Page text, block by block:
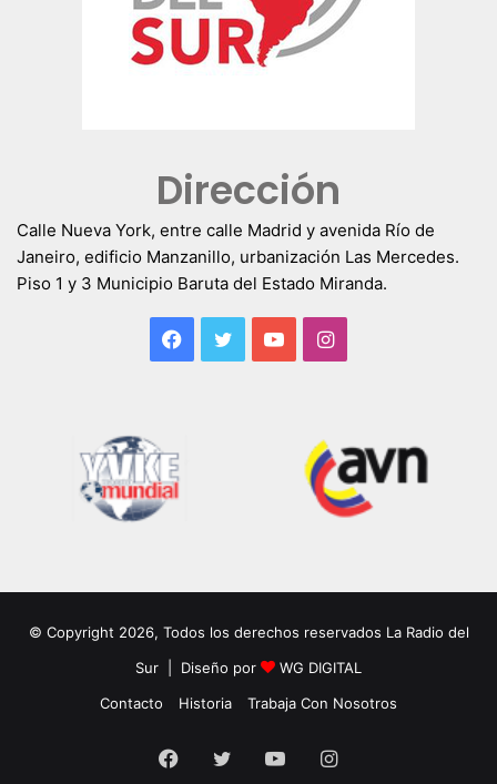
Dirección
Calle Nueva York, entre calle Madrid y avenida Río de
Janeiro, edificio Manzanillo, urbanización Las Mercedes.
Piso 1 y 3 Municipio Baruta del Estado Miranda.
Facebook
TwitterYouTubeInstagram
© Copyright 2026, Todos los derechos reservados La Radio del
Sur | Diseño por
WG DIGITAL
Contacto
Historia Trabaja Con Nosotros
Facebook
TwitterYouTubeInstagram